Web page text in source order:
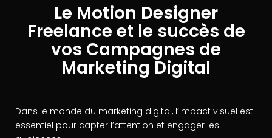
Le Motion Designer
Freelance et le succès de
vos Campagnes de
Marketing Digital
Dans le monde du marketing digital, l’impact visuel est
essentiel pour capter l’attention et engager les